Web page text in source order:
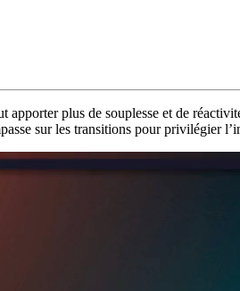
apporter plus de souplesse et de
sur les transitions pour privilégier